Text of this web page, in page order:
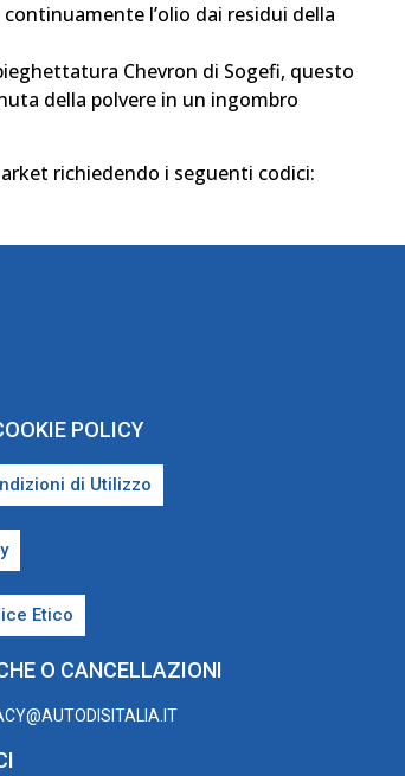
l’olio dai residui della
Chevron di Sogefi, questo
della polvere in un ingombro
richiedendo i seguenti codici:
POLICY
di Utilizzo
Etico
O CANCELLAZIONI